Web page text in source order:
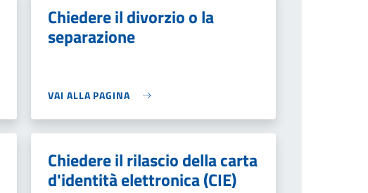
Chiedere il divorzio o la
separazione
VAI ALLA PAGINA
Chiedere il rilascio della carta
d'identità elettronica (CIE)